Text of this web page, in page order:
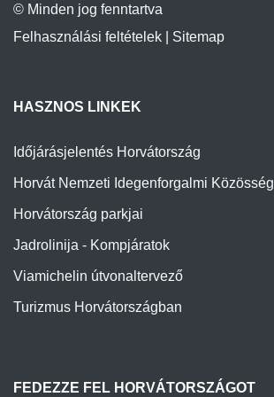
© Minden jog fenntartva
Felhasználási feltételek
Sitemap
HASZNOS LINKEK
Időjárásjelentés Horvátország
Horvát Nemzeti Idegenforgalmi Közösség
Horvátország parkjai
Jadrolinija - Kompjáratok
Viamichelin útvonaltervező
Turizmus Horvátországban
FEDEZZE FEL HORVÁTORSZÁGOT